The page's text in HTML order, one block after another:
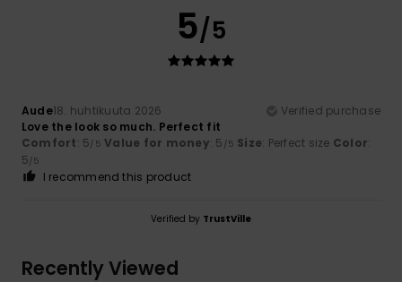
5/5
Aude18. huhtikuuta 2026
Verified purchase
Love the look so much. Perfect fit
Comfort: 5/5 Value for money: 5 /5 Size: Perfect size Color:
5/5
I recommend this product
Verified by TrustVille
Recently Viewed